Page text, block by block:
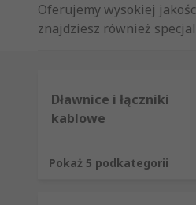
Oferujemy wysokiej
znajdziesz również
Jaka jest różnica
skręconych razem, a
Dławnice i łączniki
kablowe
Pokaż 5 podkategorii